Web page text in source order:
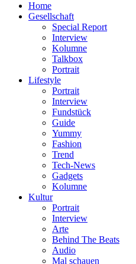
Home
Gesellschaft
Special Report
Interview
Kolumne
Talkbox
Portrait
Lifestyle
Portrait
Interview
Fundstück
Guide
Yummy
Fashion
Trend
Tech-News
Gadgets
Kolumne
Kultur
Portrait
Interview
Arte
Behind The Beats
Audio
Mal schauen